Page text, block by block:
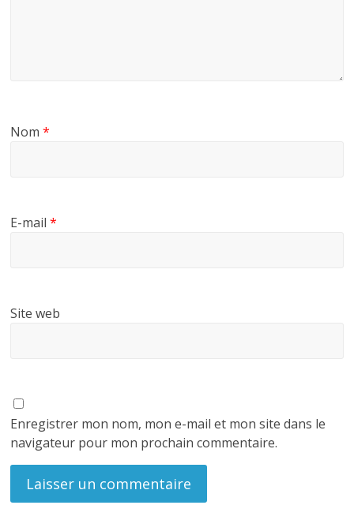
Nom*
E-mail*
Site web
Enregistrer mon nom, mon e-mail et mon site dans le
navigateur pour mon prochain commentaire.